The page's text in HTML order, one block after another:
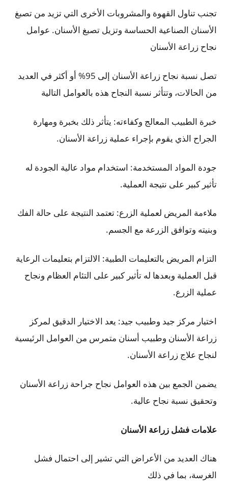
تجنب تناول القهوة والمشروبات الأخرى التي تزيد من تصبغ
الأسنان الصناعية الحساسة وتزيل تصبغ الأسنان. عوامل
نجاح زراعة الأسنان
تصل نسبة نجاح زراعة الأسنان إلى 95% أو أكثر في العديد
من الحالات، وتتأثر نسبة النجاح هذه بالعوامل التالية
خبرة الطبيب المعالج وكفاءته: يتأثر ذلك بخبرة ومهارة
الجراح الذي يقوم بإجراء عملية زراعة الأسنان.
جودة المواد المستخدمة: استخدام مواد عالية الجودة له
تأثير كبير على نتيجة العملية.
ملاءمة المريض لعملية الزرع: تعتمد النتيجة على حالة الفك
وبنيته وتوافق الزرعة مع الجسم.
التزام المريض بالتعليمات الطبية: الالتزام بتعليمات الرعاية
قبل العملية وبعدها له تأثير كبير على التئام العظام ونجاح
عملية الزرع.
اختيار مركز جيد وطبيب جيد: يعد الاختيار الدقيق لمركز
زراعة الأسنان وطبيب أسنان متمرس من العوامل الرئيسية
لنجاح علاج زراعة الأسنان.
يضمن الجمع بين هذه العوامل نجاح جراحة زراعة الأسنان
وتحقيق نسبة نجاح عالية.
علامات فشل زراعة الأسنان
هناك العديد من الأعراض التي تشير إلى احتمال فشل
الغرسة، بما في ذلك